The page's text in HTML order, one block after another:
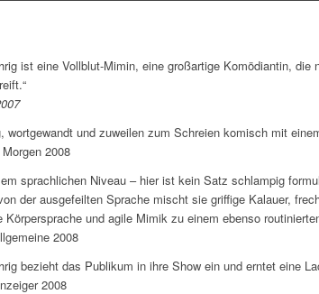
ist eine Vollblut-Mimin, eine großartige Komödiantin,
wortgewandt und zuweilen zum Schreien komisch mit
2008
sprachlichen Niveau – hier ist kein Satz schlampig
der ausgefeilten Sprache mischt sie griffige Kalauer,
Körpersprache und agile Mimik zu einem ebenso
2008
bezieht das Publikum in ihre Show ein und erntet eine
2008